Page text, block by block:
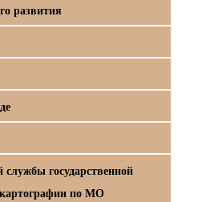
развития
государственной
картографии по МО